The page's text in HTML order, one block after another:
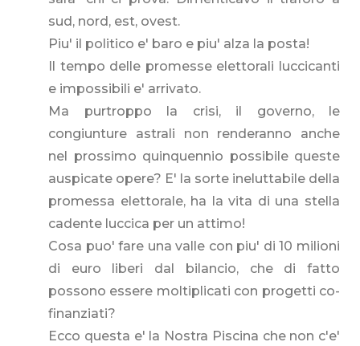
sud, nord, est, ovest.
Piu' il politico e' baro e piu' alza la posta!
Il tempo delle promesse elettorali luccicanti
e impossibili e' arrivato.
Ma purtroppo la crisi, il governo, le
congiunture astrali non renderanno anche
nel prossimo quinquennio possibile queste
auspicate opere? E' la sorte ineluttabile della
promessa elettorale, ha la vita di una stella
cadente luccica per un attimo!
Cosa puo' fare una valle con piu' di 10 milioni
di euro liberi dal bilancio, che di fatto
possono essere moltiplicati con progetti co-
finanziati?
Ecco questa e' la Nostra Piscina che non c'e'